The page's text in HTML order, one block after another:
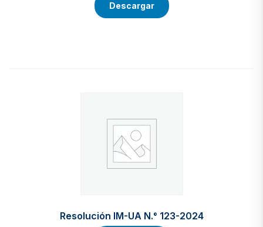
Descargar
Resolución IM-UA N.° 123-2024